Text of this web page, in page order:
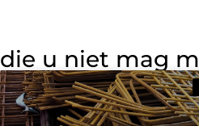
die u niet mag